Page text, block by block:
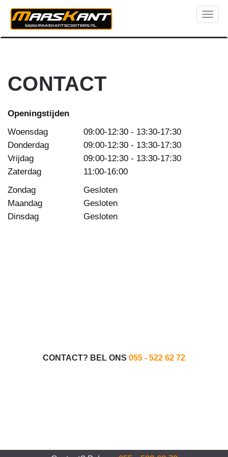
Toggle
CONTACT
Openingstijden
Woensdag
Donderdag
Vrijdag
Zaterdag
Zondag
Maandag
Dinsdag
09:00-12:30 - 13:30-17:30
09:00-12:30 - 13:30-17:30
09:00-12:30 - 13:30-17:30
11:00-16:00
Gesloten
Gesloten
Gesloten
CONTACT? BEL ONS 055 - 522 62 72